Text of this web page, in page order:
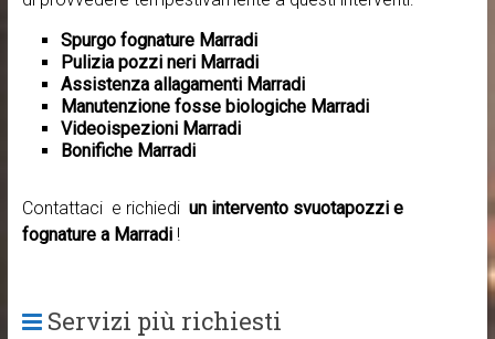
Spurgo fognature Marradi
Pulizia pozzi neri Marradi
Assistenza allagamenti Marradi
Manutenzione fosse biologiche Marradi
Videoispezioni Marradi
Bonifiche Marradi
Contattaci e richiedi un intervento svuotapozzi e
fognature a Marradi !
Servizi più richiesti